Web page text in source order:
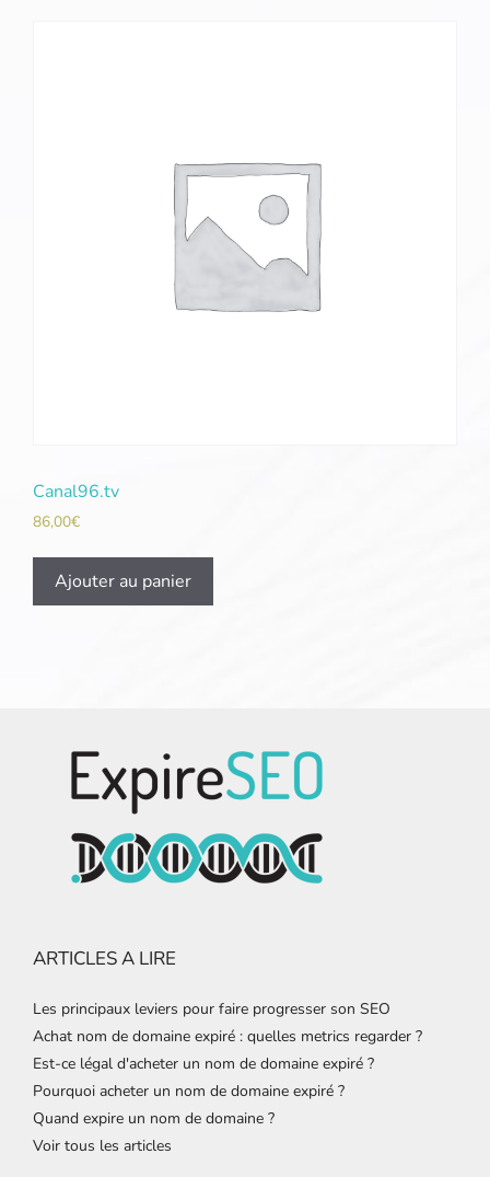
Canal96.tv
86,00€
Ajouter au panier
ARTICLES A LIRE
Les principaux leviers pour faire progresser son SEO
Achat nom de domaine expiré : quelles metrics regarder ?
Est-ce légal d'acheter un nom de domaine expiré ?
Pourquoi acheter un nom de domaine expiré ?
Quand expire un nom de domaine ?
Voir tous les articles